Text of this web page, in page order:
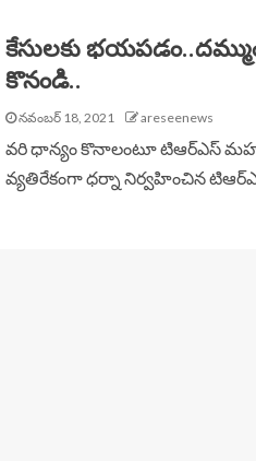
కేసులకు
కొనండి..
నవంబర్ 18, 2021 areseenews
వరి ధాన్యం కొనాలంటూ టిఆర్ఎస్ మహా
వ్యతిరేకంగా ధర్నా నిర్వహించిన